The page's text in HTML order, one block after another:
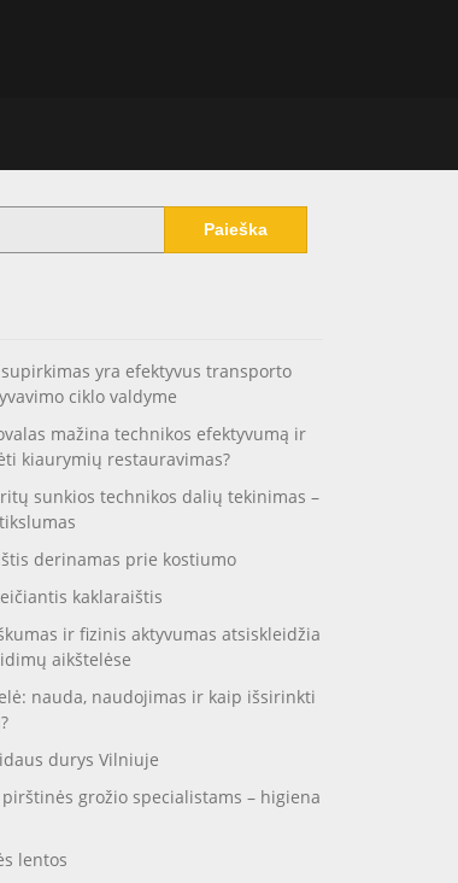
yra efektyvus transporto
ciklo valdyme
mažina technikos efektyvumą ir
kiaurymių restauravimas?
sunkios technikos dalių tekinimas –
derinamas prie kostiumo
kaklaraištis
ir fizinis aktyvumas atsiskleidžia
aikštelėse
nauda, naudojimas ir kaip išsirinkti
durys Vilniuje
grožio specialistams – higiena
lentos